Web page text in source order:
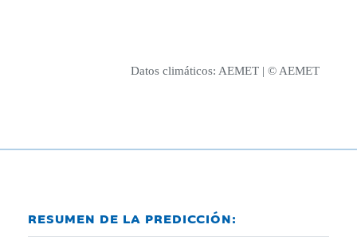
Datos climáticos: AEMET | © AEMET
RESUMEN DE LA PREDICCIÓN: